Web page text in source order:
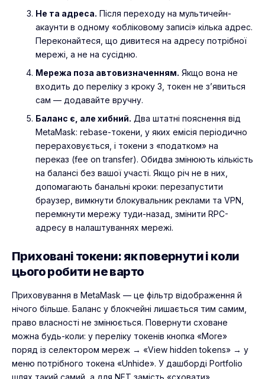
Не та адреса. Після переходу на мультичейн-
акаунти в одному «обліковому записі» кілька адрес.
Переконайтеся, що дивитеся на адресу потрібної
мережі, а не на сусідню.
Мережа поза автовизначенням. Якщо вона не
входить до переліку з кроку 3, токен не з’явиться
сам — додавайте вручну.
Баланс є, але хибний. Два штатні пояснення від
MetaMask: rebase-токени, у яких емісія періодично
перераховується, і токени з «податком» на
переказ (fee on transfer). Обидва змінюють кількість
на балансі без вашої участі. Якщо річ не в них,
допомагають банальні кроки: перезапустити
браузер, вимкнути блокувальник реклами та VPN,
перемкнути мережу туди-назад, змінити RPC-
адресу в налаштуваннях мережі.
Приховані токени: як повернути і коли
цього робити не варто
Приховування в MetaMask — це фільтр відображення й
нічого більше. Баланс у блокчейні лишається тим самим,
право власності не змінюється. Повернути сховане
можна будь-коли: у переліку токенів кнопка «More»
поряд із селектором мереж → «View hidden tokens» → у
меню потрібного токена «Unhide». У дашборді Portfolio
шлях такий самий, а для NFT замість «сховати»